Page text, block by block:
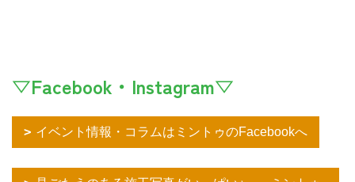
▽Facebook・Instagram▽
イベント情報・コラムはミントゥのFacebookへ